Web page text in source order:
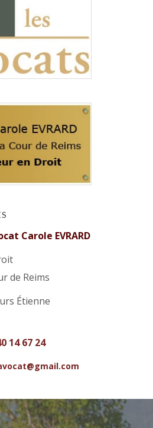
Carole EVRARD
de Reims
Étienne
14 67 24